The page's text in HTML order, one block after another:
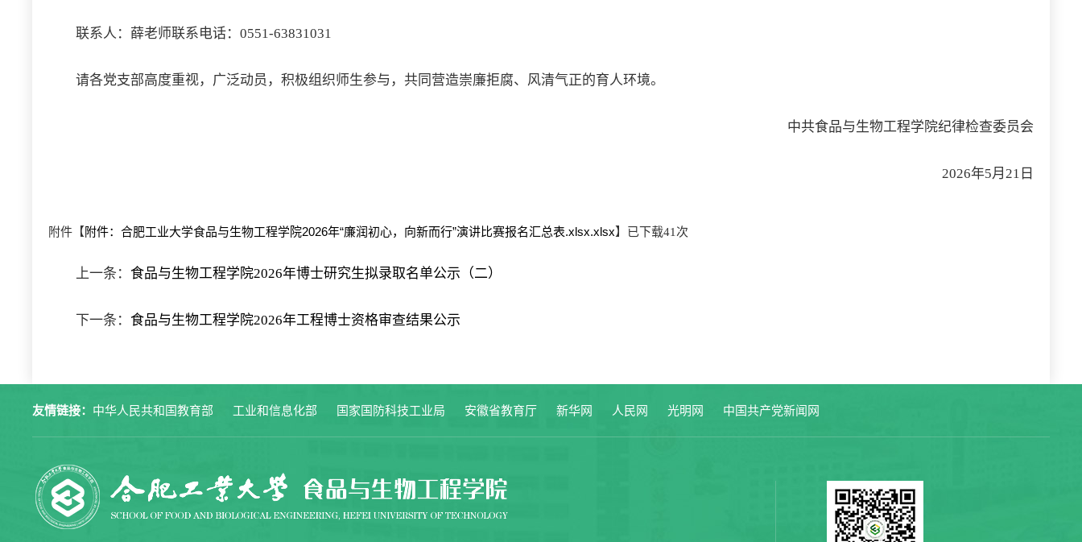
联系人：薛老师联系电话：0551-63831031
请各党支部高度重视，广泛动员，积极组织师生参与，共同营造崇廉拒腐、风清气正的育人环境。
中共食品与生物工程学院纪律检查委员会
2026年5月21日
附件【附件：合肥工业大学食品与生物工程学院2026年“廉润初心，向新而行”演讲比赛报名汇总表.xlsx.xlsx】已下载41 次
上一条：食品与生物工程学院2026年博士研究生拟录取名单公示（二）
下一条：食品与生物工程学院2026年工程博士资格审查结果公示
友情链接： 中华人民共和国教育部 工业和信息化部 国家国防科技工业局 安徽省教育厅 新华网 人民网 光明网 中国共产党新闻网